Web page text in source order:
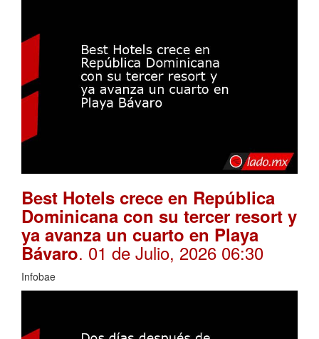
Best Hotels crece en República
Dominicana con su tercer resort y
ya avanza un cuarto en Playa
Bávaro. 01 de Julio, 2026 06:30
Infobae